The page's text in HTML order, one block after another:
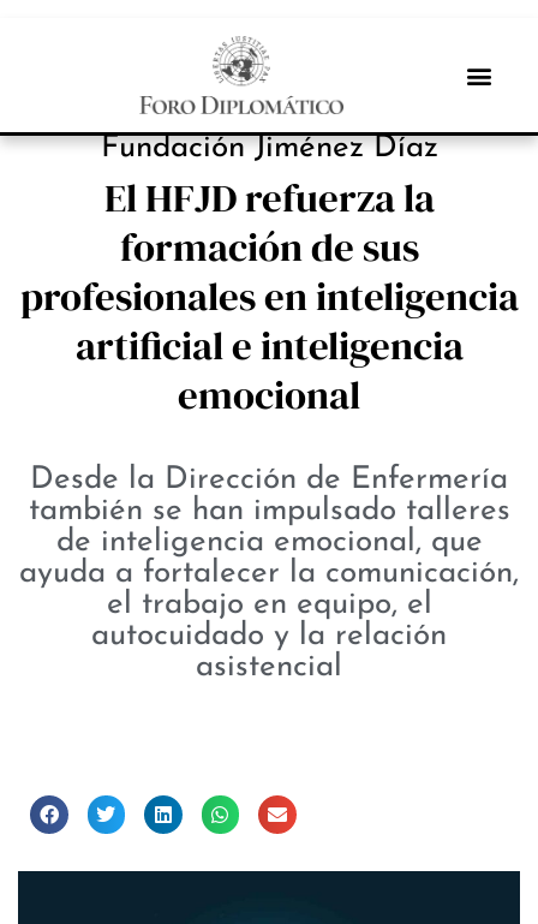
INBOX INTERNACIONAL
Fundación Jiménez Díaz
El HFJD refuerza la
formación de sus
profesionales en inteligencia
artificial e inteligencia
emocional
Desde la Dirección de Enfermería
también se han impulsado talleres
de inteligencia emocional, que
ayuda a fortalecer la comunicación,
el trabajo en equipo, el
autocuidado y la relación
asistencial